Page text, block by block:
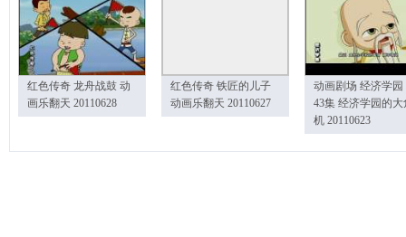
红色传奇 龙舟战鼓 动
画乐翻天 20110628
红色传奇 铁匠的儿子
动画乐翻天 20110627
动画剧场 经济学园
43集 经济学园的大
机 20110623